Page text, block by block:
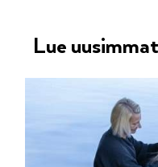
Lue